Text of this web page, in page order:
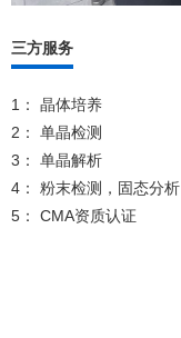
三方服务
1： 晶体培养
2： 单晶检测
3： 单晶解析
4： 粉末检测，固态分析
5： CMA资质认证